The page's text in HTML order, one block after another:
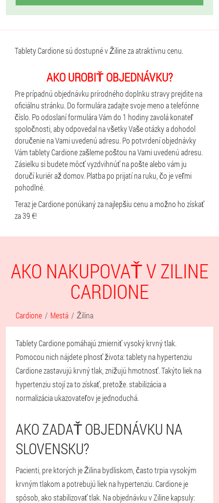
Tablety Cardione sú dostupné v Žiline za atraktívnu cenu.
AKO UROBIŤ OBJEDNÁVKU?
Pre prípadnú objednávku prírodného doplnku stravy prejdite na
oficiálnu stránku. Do formulára zadajte svoje meno a telefónne
číslo. Po odoslaní formulára Vám do 1 hodiny zavolá konateľ
spoločnosti, aby odpovedal na všetky Vaše otázky a dohodol
doručenie na Vami uvedenú adresu. Po potvrdení objednávky
Vám tablety Cardione zašleme poštou na Vami uvedenú adresu.
Zásielku si budete môcť vyzdvihnúť na pošte alebo vám ju
doručí kuriér až domov. Platba po prijatí na ruku, čo je veľmi
pohodlné.
Teraz je Cardione ponúkaný za najlepšiu cenu a možno ho získať
za 39 €!
AKO NAKUPOVAŤ V ZILINE
CARDIONE
Cardione Mestá Žilina
Tablety Cardione pomáhajú zmierniť vysoký krvný tlak.
Pomocou nich nájdete plnosť života: tablety na hypertenziu
Cardione zastavujú krvný tlak, znižujú hmotnosť. Takýto liek na
hypertenziu stojí za to získať, pretože. stabilizácia a
normalizácia ukazovateľov je jednoduchá.
AKO ZADAŤ OBJEDNÁVKU NA
SLOVENSKU?
Pacienti, pre ktorých je Žilina bydliskom, často trpia vysokým
krvným tlakom a potrebujú liek na hypertenziu. Cardione je
spôsob, ako stabilizovať tlak. Na objednávku v Ziline kapsuly: